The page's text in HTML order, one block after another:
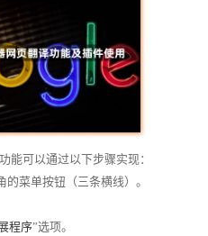
能可以通过以下步骤实现：
的菜单按钮（三条横线）。
程序”选项。